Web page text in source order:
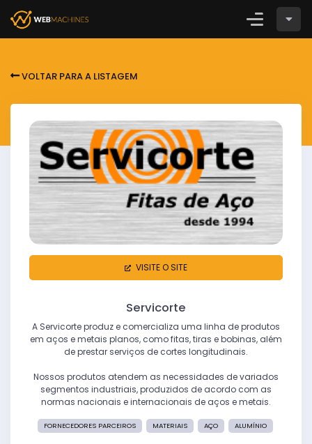
VOLTAR PARA A LISTAGEM
VISITE O SITE
Servicorte
A Servicorte produz e comercializa uma linha de produtos
em aços e metais planos, como fitas, tiras e bobinas, além
de prestar serviços de cortes longitudinais.
Nossos produtos atendem as necessidades de variados
segmentos industriais, produzidos de acordo com as
normas nacionais e internacionais de aços e metais.
FORNECEDORES PARCEIROS MATERIAIS AÇO ALUMÍNIO